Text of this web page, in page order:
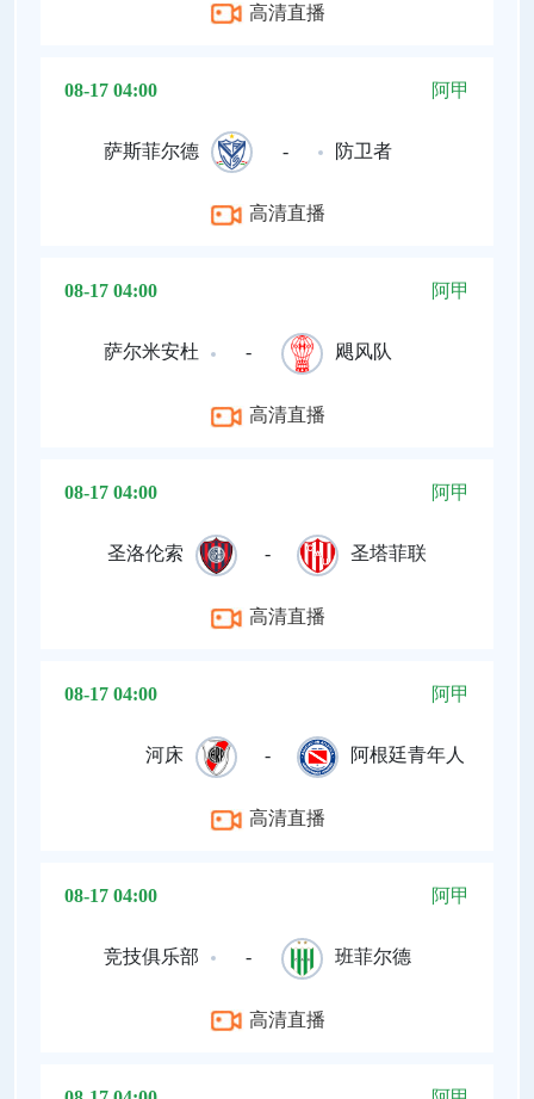
高清直播
08-17 04:00 阿甲
萨斯菲尔德 - 防卫者
高清直播
08-17 04:00 阿甲
萨尔米安杜 - 飓风队
高清直播
08-17 04:00 阿甲
圣洛伦索 - 圣塔菲联
高清直播
08-17 04:00 阿甲
河床 - 阿根廷青年人
高清直播
08-17 04:00 阿甲
竞技俱乐部 - 班菲尔德
高清直播